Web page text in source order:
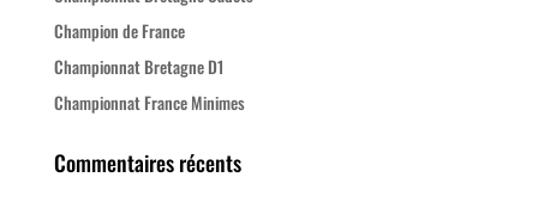
Champion de France
Championnat Bretagne D1
Championnat France Minimes
Commentaires récents